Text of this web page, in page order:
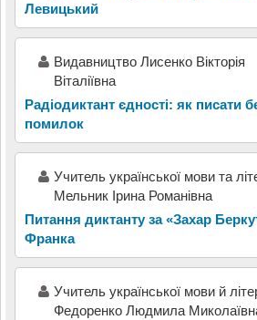
Левицький
Видавництво Лисенко Вікторія
Віталіївна
Радіодиктант єдності: як писати
помилок
Учитель української мови та
Мельник Ірина Романівна
Питання диктанту за «Захар
Франка
Учитель української мови й
Федоренко Людмила